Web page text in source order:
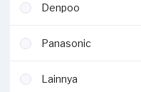
Denpoo
Panasonic
Lainnya